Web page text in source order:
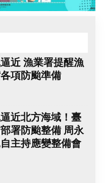
近 漁業署提醒漁
項防颱準備
近北方海域！臺
署防颱整備 周永
主持應變整備會